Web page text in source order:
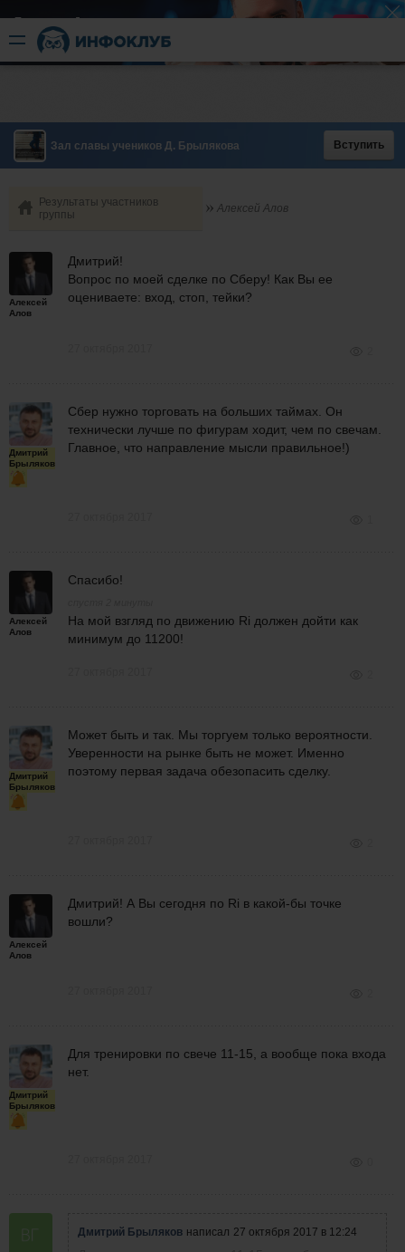
Быстрый разгон
​в короткие сроки
Зал славы учеников Д. Брылякова Вступить
Результаты участников
группы
Алексей Алов
Алексей
Алов
Дмитрий!
Вопрос по моей сделке по Сберу! Как Вы ее
оцениваете: вход, стоп, тейки?
Дмитрий
Брыляков
Сбер нужно торговать на больших таймах. Он
технически лучше по фигурам ходит, чем по свечам.
Главное, что направление мысли правильное!)
Алексей
Алов
Спасибо!
На мой взгляд по движению Ri должен дойти как
минимум до 11200!
Дмитрий
Брыляков
Может быть и так. Мы торгуем только вероятности.
Уверенности на рынке быть не может. Именно
поэтому первая задача обезопасить сделку.
Алексей
Алов
Дмитрий! А Вы сегодня по Ri в какой-бы точке
вошли?
Дмитрий
Брыляков
Для тренировки по свече 11-15, а вообще пока входа
нет.
Дмитрий Брыляков написал 27 октября 2017 в 12:24